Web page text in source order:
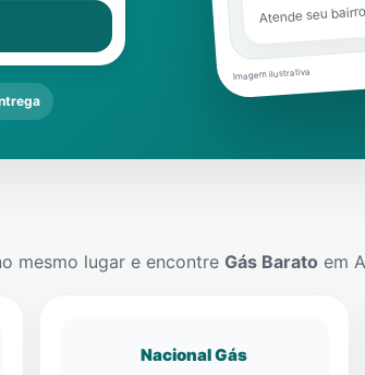
Atende seu
Imagem ilustrativa
mesmo lugar e encontre Gás Barato em
Nacional Gás